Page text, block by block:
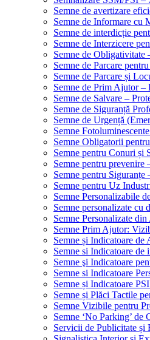
Semne de avertizare
Semne de Informare cu
Semne de interdicție
Semne de Interzicere
Semne de Obligativitate
Semne de Parcare
Semne de Parcare și
Semne de Prim Ajutor –
Semne de Salvare –
Semne de Siguranță
Semne de Urgență
Semne
Semne Obligatorii
Semne pentru Conuri și
Semne pentru prevenire
Semne pentru Siguranțe
Semne pentru Uz
Semne Personalizabile
Semne personalizate cu
Semne Personalizate
Semne Prim Ajutor:
Semne și Indicatoare de
Semne si Indicatoare de
Semne şi Indicatoare
Semne si Indicatoare
Semne și Indicatoare
Semne și Plăci Tactile
Semne Vizibile pentru
Semne ‘No Parking’
Servicii de Publicitate și